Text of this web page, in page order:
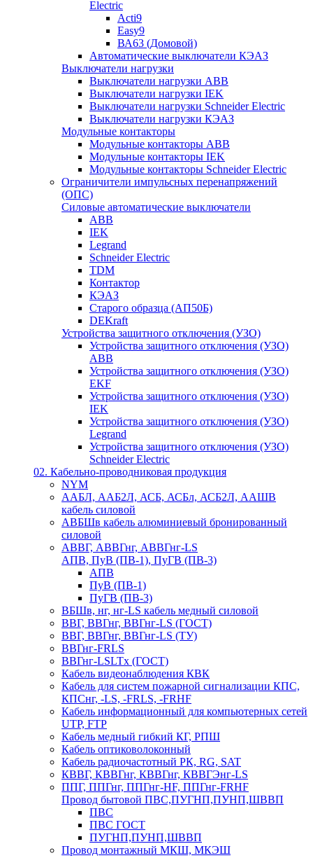
Electric
Acti9
Easy9
ВА63 (Домовой)
Автоматические выключатели КЭАЗ
Выключатели нагрузки
Выключатели нагрузки ABB
Выключатели нагрузки IEK
Выключатели нагрузки Schneider Electric
Выключатели нагрузки КЭАЗ
Модульные контакторы
Модульные контакторы ABB
Модульные контакторы IEK
Модульные контакторы Schneider Electric
Ограничители импульсных перенапряжений
(ОПС)
Силовые автоматические выключатели
ABB
IEK
Legrand
Schneider Electric
TDM
Контактор
КЭАЗ
Старого образца (АП50Б)
DEKraft
Устройства защитного отключения (УЗО)
Устройства защитного отключения (УЗО)
ABB
Устройства защитного отключения (УЗО)
EKF
Устройства защитного отключения (УЗО)
IEK
Устройства защитного отключения (УЗО)
Legrand
Устройства защитного отключения (УЗО)
Schneider Electric
02. Кабельно-проводниковая продукция
NYM
ААБЛ, ААБ2Л, АСБ, АСБл, АСБ2Л, ААШВ
кабель силовой
АВБШв кабель алюминиевый бронированный
силовой
АВВГ, АВВГнг, АВВГнг-LS
АПВ, ПуВ (ПВ-1), ПуГВ (ПВ-3)
АПВ
ПуВ (ПВ-1)
ПуГВ (ПВ-3)
ВБШв, нг, нг-LS кабель медный силовой
ВВГ, ВВГнг, ВВГнг-LS (ГОСТ)
ВВГ, ВВГнг, ВВГнг-LS (ТУ)
ВВГнг-FRLS
ВВГнг-LSLTx (ГОСТ)
Кабель видеонаблюдения КВК
Кабель для систем пожарной сигнализации КПС,
КПСнг, -LS, -FRLS, -FRHF
Кабель информационный для компьютерных сетей
UTP, FTP
Кабель медный гибкий КГ, РПШ
Кабель оптиковолоконный
Кабель радиочастотный РК, RG, SAT
КВВГ, КВВГнг, КВВГнг, КВВГЭнг-LS
ППГ, ППГнг, ППГнг-HF, ППГнг-FRHF
Провод бытовой ПВС,ПУГНП,ПУНП,ШВВП
ПВС
ПВС ГОСТ
ПУГНП,ПУНП,ШВВП
Провод монтажный МКШ, МКЭШ